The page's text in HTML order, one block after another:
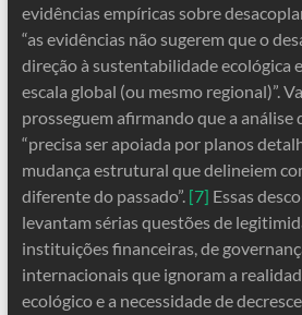
evidências empíricas sobre
“as evidências não sugerem que o
direção à sustentabilidade ecológica
escala global (ou mesmo regional)”.
prosseguem afirmando que a análise
“precisa ser apoiada por planos
mudança estrutural que delineiem
diferente do passado”. [7] Essas
levantam sérias questões de
instituições financeiras, de
internacionais que ignoram a
ecológico e a necessidade de